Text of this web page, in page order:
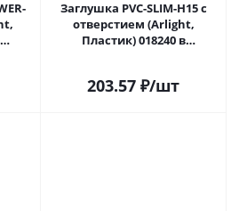
Заглушка PVC-SLIM-H15 с
отверстием (Arlight,
Пластик) 018240 в
203.57 ₽/шт